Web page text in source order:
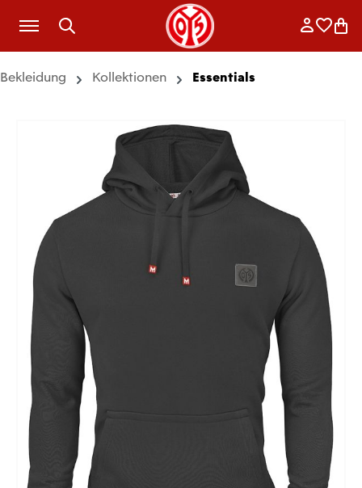
Zum Hauptinhalt springen
Bekleidung Kollektionen Essentials